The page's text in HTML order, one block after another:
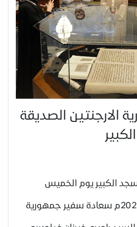
الارجنتين الصديقة
الكبير يوم الخميس
الموافق 2 يوليو 2026م سعادة سفير جمهورية